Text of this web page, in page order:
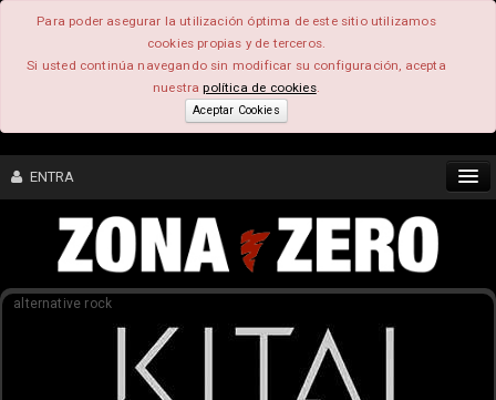
Para poder asegurar la utilización óptima de este sitio utilizamos
cookies propias y de terceros.
Si usted continúa navegando sin modificar su configuración, acepta
nuestrapolítica de cookies.
Aceptar Cookies
ENTRA
CONTENIDO
alternative rock